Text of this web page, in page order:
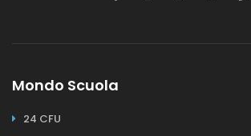
Mondo Scuola
24 CFU